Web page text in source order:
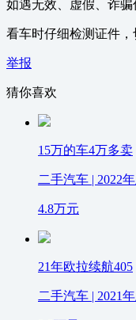
如遇无效、虚假、诈
看车时仔细检测证件，
举报
猜你喜欢
15万的车4万多卖
二手汽车 | 2022
4.8万元
21年欧拉续航405
二手汽车 | 2021